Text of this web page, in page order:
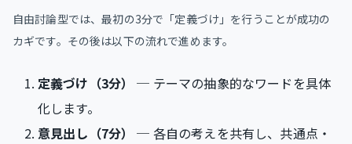
自由討論型では、最初の3分で「定義づけ」を行うことが成功の
カギです。その後は以下の流れで進めます。
定義づけ（3分）
─ テーマの抽象的なワードを具体
化します。
意見出し（7分）
─ 各自の考えを共有し、共通点・